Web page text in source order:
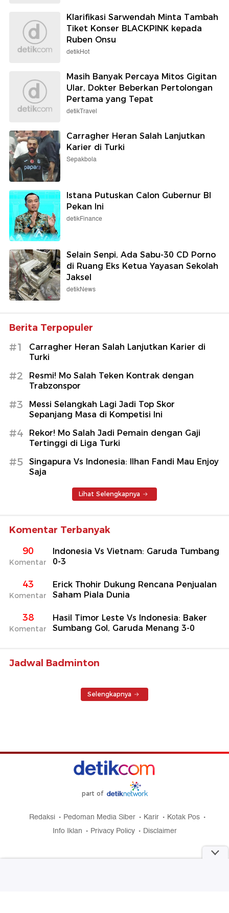
Klarifikasi Sarwendah Minta Tambah
Tiket Konser BLACKPINK kepada
Ruben Onsu
detikHot
Masih Banyak Percaya Mitos Gigitan
Ular, Dokter Beberkan Pertolongan
Pertama yang Tepat
detikTravel
Carragher Heran Salah Lanjutkan
Karier di Turki
Sepakbola
Istana Putuskan Calon Gubernur BI
Pekan Ini
detikFinance
Selain Senpi, Ada Sabu-30 CD Porno
di Ruang Eks Ketua Yayasan Sekolah
Jaksel
detikNews
Berita Terpopuler
#1
Carragher Heran Salah Lanjutkan Karier di
Turki
#2
Resmi! Mo Salah Teken Kontrak dengan
Trabzonspor
#3
Messi Selangkah Lagi Jadi Top Skor
Sepanjang Masa di Kompetisi Ini
#4
Rekor! Mo Salah Jadi Pemain dengan Gaji
Tertinggi di Liga Turki
#5
Singapura Vs Indonesia: Ilhan Fandi Mau Enjoy
Saja
Lihat Selengkapnya
Komentar Terbanyak
90
Komentar
Indonesia Vs Vietnam: Garuda Tumbang
0-3
43
Komentar
Erick Thohir Dukung Rencana Penjualan
Saham Piala Dunia
38
Komentar
Hasil Timor Leste Vs Indonesia: Baker
Sumbang Gol, Garuda Menang 3-0
Jadwal Badminton
Selengkapnya
part of
Redaksi Pedoman Media Siber Karir
Kotak Pos
Info Iklan
Privacy Policy Disclaimer